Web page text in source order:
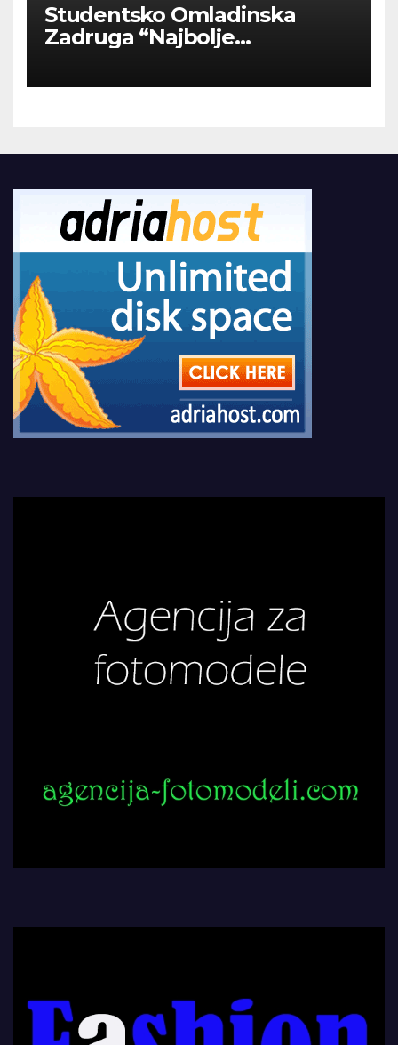
Studentsko Omladinska
Zadruga “Najbolje